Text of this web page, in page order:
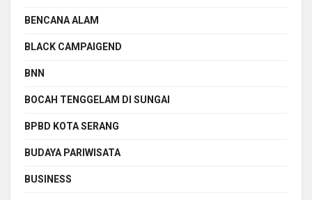
BENCANA ALAM
BLACK CAMPAIGEND
BNN
BOCAH TENGGELAM DI SUNGAI
BPBD KOTA SERANG
BUDAYA PARIWISATA
BUSINESS